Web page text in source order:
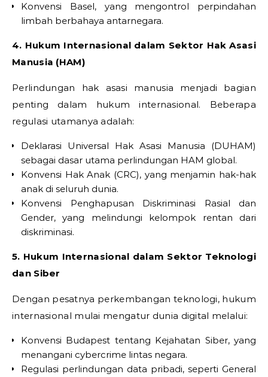
Konvensi Basel, yang mengontrol perpindahan
limbah berbahaya antarnegara.
4. Hukum Internasional dalam Sektor Hak Asasi
Manusia (HAM)
Perlindungan hak asasi manusia menjadi bagian
penting dalam hukum internasional. Beberapa
regulasi utamanya adalah:
Deklarasi Universal Hak Asasi Manusia (DUHAM)
sebagai dasar utama perlindungan HAM global.
Konvensi Hak Anak (CRC), yang menjamin hak-hak
anak di seluruh dunia.
Konvensi Penghapusan Diskriminasi Rasial dan
Gender, yang melindungi kelompok rentan dari
diskriminasi.
5. Hukum Internasional dalam Sektor Teknologi
dan Siber
Dengan pesatnya perkembangan teknologi, hukum
internasional mulai mengatur dunia digital melalui:
Konvensi Budapest tentang Kejahatan Siber, yang
menangani cybercrime lintas negara.
Regulasi perlindungan data pribadi, seperti General